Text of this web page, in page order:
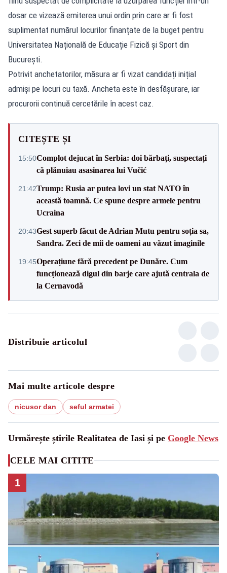
dosar ce vizează emiterea unui ordin prin care ar fi fost
suplimentat numărul locurilor finanțate de la buget pentru
Universitatea Națională de Educație Fizică și Sport din
București.
Potrivit anchetatorilor, măsura ar fi vizat candidați inițial
admiși pe locuri cu taxă. Ancheta este în desfășurare, iar
procurorii continuă cercetările în acest caz.
CITEȘTE ȘI
15:50Complot dejucat în Serbia: doi bărbați, suspectați
că plănuiau asasinarea lui Vučić
21:42Trump: Rusia ar putea lovi un stat NATO în
această toamnă. Ce spune despre armele pentru
Ucraina
20:43Gest superb făcut de Adrian Mutu pentru soția sa,
Sandra. Zeci de mii de oameni au văzut imaginile
19:45Operațiune fără precedent pe Dunăre. Cum
funcționează digul din barje care ajută centrala de
la Cernavodă
Distribuie articolul
Mai multe articole despre
nicusor dan seful armatei
Urmărește știrile Realitatea de Iasi și pe Google News
CELE MAI CITITE
1